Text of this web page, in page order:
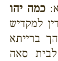
כמה יהו
למקדיש
ברייתא
סאה